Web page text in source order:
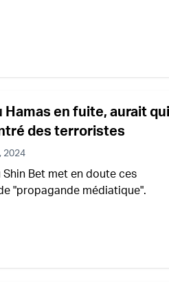
Hamas en fuite, aurait
des terroristes
2024
Bet met en doute ces
"propagande médiatique".